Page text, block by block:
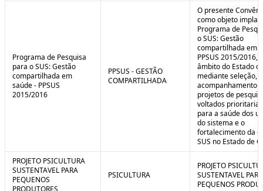
Programa de Pesquisa
para o SUS: Gestão
compartilhada em
saúde - PPSUS
2015/2016
PPSUS - GESTÃO
COMPARTILHADA
O presente
como objeto
Programa de
o SUS: Gestão
compartilhada em
PPSUS 2015/2016,
âmbito do Estado
mediante seleção,
acompanhamento
projetos de
voltados
para a saúde dos
do sistema e o
fortalecimento da
SUS no Estado de
PROJETO PSICULTURA
SUSTENTAVEL PARA
PEQUENOS
PRODUTORES
PSICULTURA
PROJETO
SUSTENTAVEL PARA
PEQUENOS